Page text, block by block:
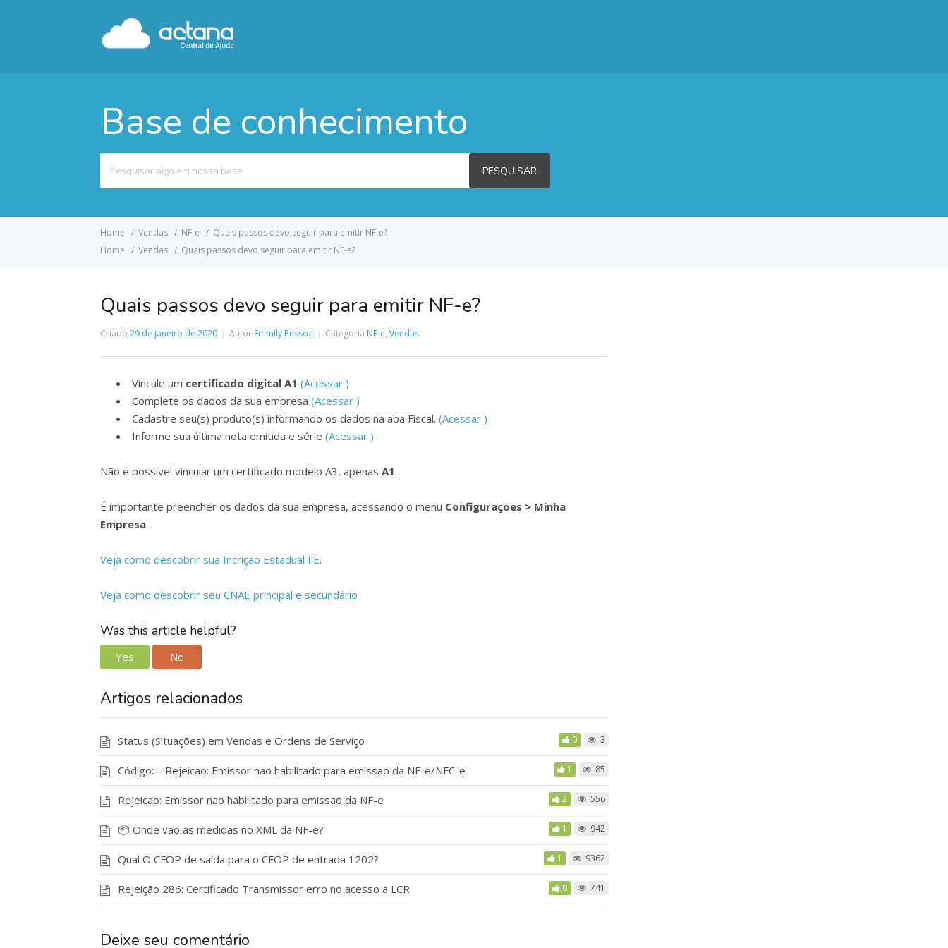
Base de conhecimento
por
PESQUISAR
Home Vendas NF-e
Quais passos devo seguir para emitir NF-e?
Home
Vendas Quais passos devo seguir para emitir NF-e?
Quais passos devo seguir para emitir NF-e?
Criado 29 de janeiro de 2020 Autor Emmily Pessoa Categoria NF-e, Vendas
Vincule um certificado digital A1 (Acessar )
Complete os dados da sua empresa (Acessar )
Cadastre seu(s) produto(s) informando os dados na aba Fiscal. (Acessar )
Informe sua última nota emitida e série (Acessar )
Não é possível vincular um certificado modelo A3, apenas A1.
É importante preencher os dados da sua empresa, acessando o menu Configuraçoes > Minha
Empresa.
Veja como descobrir sua Incrição Estadual I.E.
Veja como descobrir seu CNAE principal e secundário
Was this article helpful?
Yes No
Artigos relacionados
Status (Situações) em Vendas e Ordens de Serviço 0 3
Código: – Rejeicao: Emissor nao habilitado para emissao da NF-e/NFC-e 1 85
Rejeicao: Emissor nao habilitado para emissao da NF-e 2 556
📦 Onde vão as medidas no XML da NF-e? 1 942
Qual O CFOP de saída para o CFOP de entrada 1202? 1 9362
Rejeição 286: Certificado Transmissor erro no acesso a LCR 0 741
Deixe seu comentário